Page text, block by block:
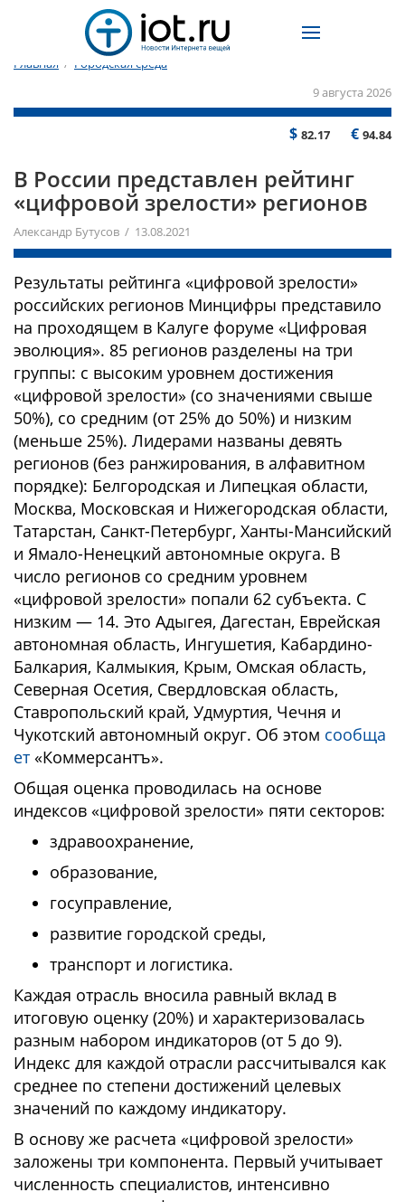
Главная / Городская среда
9 августа 2026
$ 82.17 € 94.84
В России представлен рейтинг
«цифровой зрелости» регионов
Александр Бутусов / 13.08.2021
Результаты рейтинга «цифровой зрелости»
российских регионов Минцифры представило
на проходящем в Калуге форуме «Цифровая
эволюция». 85 регионов разделены на три
группы: с высоким уровнем достижения
«цифровой зрелости» (со значениями свыше
50%), со средним (от 25% до 50%) и низким
(меньше 25%). Лидерами названы девять
регионов (без ранжирования, в алфавитном
порядке): Белгородская и Липецкая области,
Москва, Московская и Нижегородская области,
Татарстан, Санкт-Петербург, Ханты-Мансийский
и Ямало-Ненецкий автономные округа. В
число регионов со средним уровнем
«цифровой зрелости» попали 62 субъекта. С
низким — 14. Это Адыгея, Дагестан, Еврейская
автономная область, Ингушетия, Кабардино-
Балкария, Калмыкия, Крым, Омская область,
Северная Осетия, Свердловская область,
Ставропольский край, Удмуртия, Чечня и
Чукотский автономный округ. Об этом сообща
ет «Коммерсантъ».
Общая оценка проводилась на основе
индексов «цифровой зрелости» пяти секторов:
здравоохранение,
образование,
госуправление,
развитие городской среды,
транспорт и логистика.
Каждая отрасль вносила равный вклад в
итоговую оценку (20%) и характеризовалась
разным набором индикаторов (от 5 до 9).
Индекс для каждой отрасли рассчитывался как
среднее по степени достижений целевых
значений по каждому индикатору.
В основу же расчета «цифровой зрелости»
заложены три компонента. Первый учитывает
численность специалистов, интенсивно